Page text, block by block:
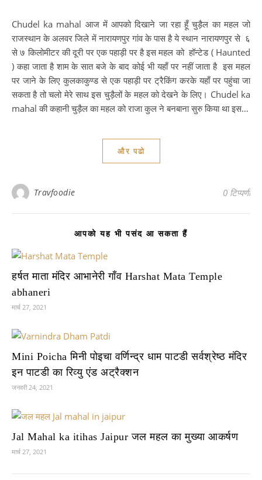
Chudel ka mahal आज में आपको दिखाने जा रहा हूँ चुड़ैल का महल जो
राजस्थान के अलवर जिले में नारायणपुर गांव के पास है ये स्थान नारायणपुर से ६
से ७ किलोमीटर की दूरी पर एक पहाड़ी पर है इस महल को हॉन्टेड ( Haunted
) कहा जाता है शाम के सात बजे के बाद कोई भी यहाँ पर नहीं जाता है इस महल
पर जाने के लिए कुलकाकुण्ड से एक पहाड़ी पर ट्रैकिंग करके यहाँ पर पहुंचा जा
सकता है तो चलो मेरे साथ इस चुड़ैलों के महल को देखने के लिए। Chudel ka
mahal की कहानी चुड़ैल का महल को राजा कुल ने बनबाना सुरु किया था इस…
और पढो
Travfoodie 0 टिप्पणी
आपको यह भी पसंद आ सकता हैं
हर्षत माता मंदिर आभानेरी गाँव Harshat Mata Temple
abhaneri
मार्च 27, 2021
Mini Poicha मिनी पोइचा वर्णिन्द्र धाम पाटडी सर्वश्रेष्ठ मंदिर
इन पाटडी का रिव्यु एंड अट्रैक्शन
जनवरी 24, 2021
Jal Mahal ka itihas Jaipur जल महल का मुख्या आकर्षण
मार्च 27, 2021